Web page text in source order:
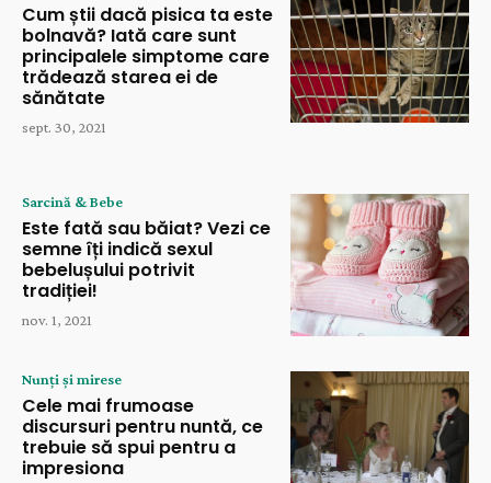
Cum știi dacă pisica ta este
bolnavă? Iată care sunt
principalele simptome care
trădează starea ei de
sănătate
sept. 30, 2021
Sarcină & Bebe
Este fată sau băiat? Vezi ce
semne îți indică sexul
bebelușului potrivit
tradiției!
nov. 1, 2021
Nunți și mirese
Cele mai frumoase
discursuri pentru nuntă, ce
trebuie să spui pentru a
impresiona